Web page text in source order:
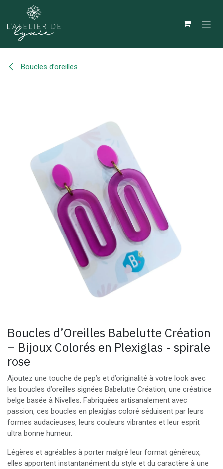
Se rendre au contenu
Boucles d’oreilles
Boucles d’Oreilles Babelutte Création
– Bijoux Colorés en Plexiglas - spirale
rose
Ajoutez une touche de pep’s et d’originalité à votre look avec
les boucles d’oreilles signées Babelutte Création, une créatrice
belge basée à Nivelles. Fabriquées artisanalement avec
passion, ces boucles en plexiglas coloré séduisent par leurs
formes audacieuses, leurs couleurs vibrantes et leur esprit
ultra bonne humeur.
Légères et agréables à porter malgré leur format généreux,
elles apportent instantanément du style et du caractère à une